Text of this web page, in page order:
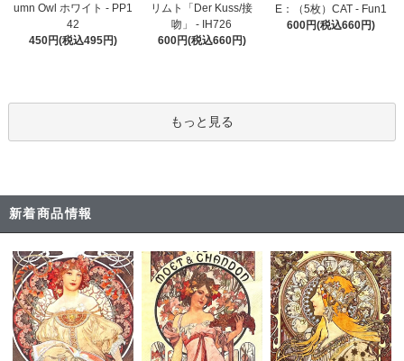
umn Owl ホワイト - PP1
42
450円(税込495円)
リムト「Der Kuss/接
吻」 - IH726
600円(税込660円)
E：（5枚）CAT - Fun1
600円(税込660円)
もっと見る
新着商品情報